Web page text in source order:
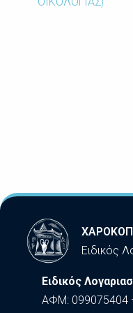
Ειδικός
Ειδικός
ΑΦΜ: 099075404